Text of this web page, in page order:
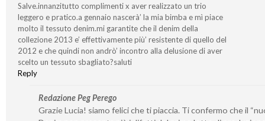
Salve.innanzitutto complimenti x aver realizzato un trio
leggero e pratico.a gennaio nascerà’ la mia bimba e mì piace
molto il tessuto denim.mi garantite che il denim della
collezione 2013 e’ effettivamente più’ resistente di quello del
2012 e che quindi non andrò’ incontro alla delusione di aver
scelto un tessuto sbagliato?saluti
Reply
Redazione Peg Perego
Grazie Lucia! siamo felici che ti piaccia. Ti confermo che il